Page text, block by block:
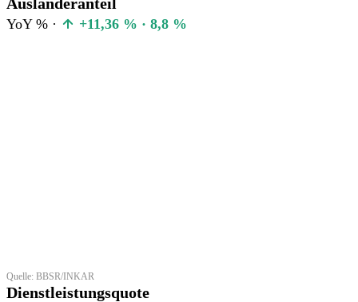
YoY % · +11,36 % · 8,8 %
Quelle: BBSR/INKAR
Dienstleistungsquote